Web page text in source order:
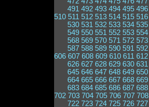
491 492 493 494 495 496
510 511 512 513 514 515 516
530 531 532 533 534 535
549 550 551 552 553 554
568 569 570 571 572 573
587 588 589 590 591 592
606 607 608 609 610 611 612
626 627 628 629 630 631
645 646 647 648 649 650
664 665 666 667 668 669
683 684 685 686 687 688
702 703 704 705 706 707 708
722 723 724 725 726 727